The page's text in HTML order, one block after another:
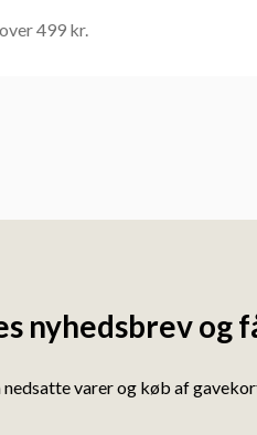
499 kr.
nyhedsbrev og
varer og køb af